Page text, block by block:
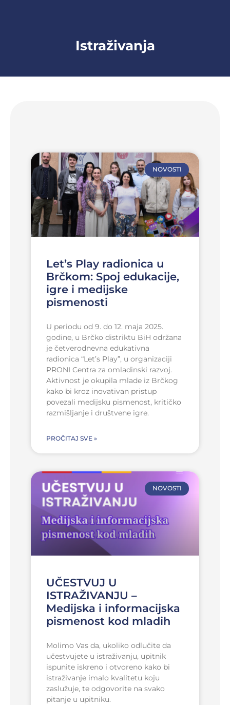
Istraživanja
NOVOSTI
Let’s Play radionica u
Brčkom: Spoj edukacije,
igre i medijske
pismenosti
U periodu od 9. do 12. maja 2025.
godine, u Brčko distriktu BiH održana
je četverodnevna edukativna
radionica “Let’s Play”, u organizaciji
PRONI Centra za omladinski razvoj.
Aktivnost je okupila mlade iz Brčkog
kako bi kroz inovativan pristup
povezali medijsku pismenost, kritičko
razmišljanje i društvene igre.
PROČITAJ SVE »
NOVOSTI
UČESTVUJ U
ISTRAŽIVANJU –
Medijska i informacijska
pismenost kod mladih
Molimo Vas da, ukoliko odlučite da
učestvujete u istraživanju, upitnik
ispunite iskreno i otvoreno kako bi
istraživanje imalo kvalitetu koju
zaslužuje, te odgovorite na svako
pitanje u upitniku.